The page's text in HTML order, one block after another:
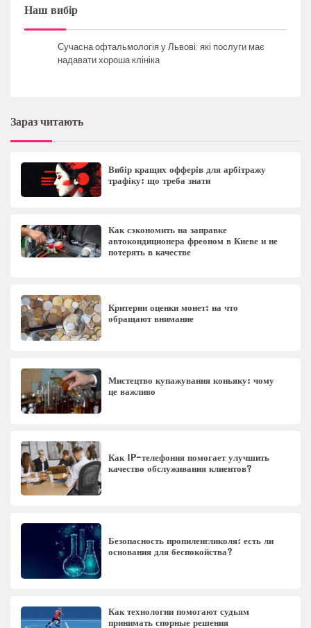
Наш вибір
Сучасна офтальмологія у Львові: які послуги має
надавати хороша клініка
Зараз читають
Вибір кращих офферів для арбітражу
трафіку: що треба знати
Как сэкономить на заправке
автокондиционера фреоном в Киеве и не
потерять в качестве
Критерии оценки монет: на что
обращают внимание
Мистецтво купажування коньяку: чому
це важливо
Как IP-телефония помогает улучшить
качество обслуживания клиентов?
Безопасность пропиленгликоля: есть ли
основания для беспокойства?
Как технологии помогают судьям
принимать спорные решения